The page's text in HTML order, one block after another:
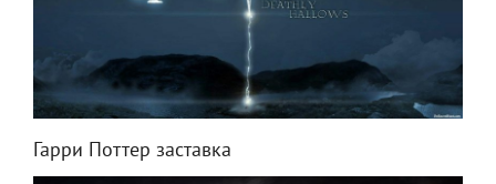
Гарри Поттер заставка